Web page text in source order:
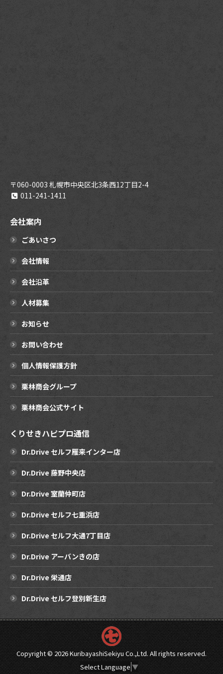
〒060-0003 札幌市中央区北3条西12丁目2-4
011-241-1411
会社案内
ごあいさつ
会社情報
会社沿革
人材募集
お知らせ
お問い合わせ
個人情報保護方針
栗林商会グループ
栗林商会公式サイト
くりせきハピプロ通信
Dr.Drive セルフ雁来インター店
Dr.Drive 藤野中央店
Dr.Drive 室蘭仲町店
Dr.Drive セルフ七重浜店
Dr.Drive セルフ大通7丁目店
Dr.Drive アーバンきの店
Dr.Drive 栄通店
Dr.Drive セルフ登別新生店
Copyright ©2026 KuribayashiSekiyu Co.,Ltd. All rights reserved.
Select Language ▼